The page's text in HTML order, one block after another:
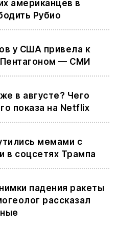
американцев в
Рубио
у США привела к
— СМИ
в августе? Чего
показа на Netflix
мемами с
в соцсетях Трампа
падения ракеты
рассказал